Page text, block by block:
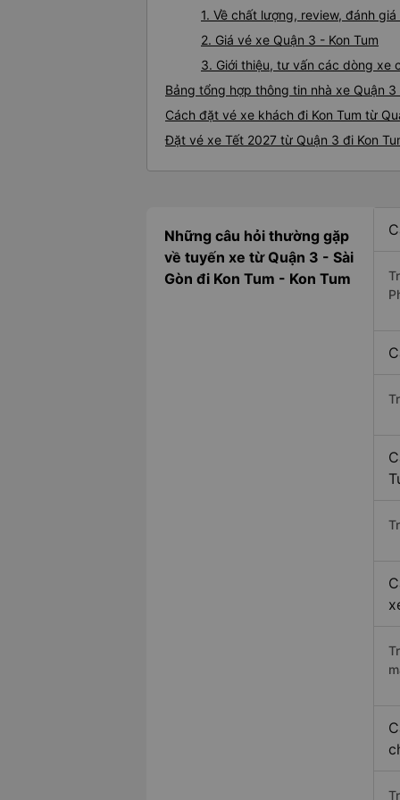
1. Về chất lượng, review, đánh
2. Giá vé xe Quận 3 - Kon Tum
3. Giới thiệu, tư vấn các dòng xe
Bảng tổng hợp thông tin nhà xe Quận 3
Cách đặt vé xe khách đi Kon Tum từ
Đặt vé xe Tết 2027 từ Quận 3 đi Kon
Những câu hỏi thường gặp
về tuyến xe từ Quận 3 - Sài
Gòn đi Kon Tum - Kon Tum